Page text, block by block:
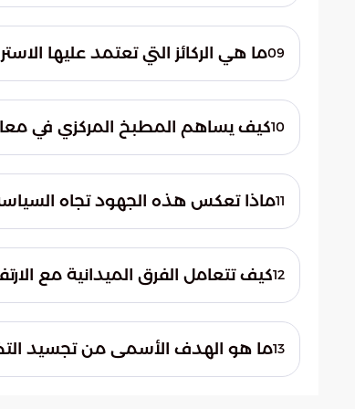
وهي المناطق التي تشهد كثافة عالية09ما هي الركائز التي تعتمد عليها
المناطق الأكثر تضرراً لضمان10كيف يساهم المطبخ المركزي في
اليومية، مما يخفف من حدة الجوع 11ماذا تعكس هذه الجهود تجاه السياسة
على الدور الريادي للمملكة في قيادة12كيف تتعامل الفرق الميدانية مع
المستمرة في أعداد النازحين، مما13ما هو الهدف الأسمى من تجسيد